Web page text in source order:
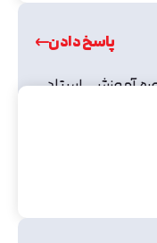
پاسخ دادن
اگه ۳ الی ۵نفر دوره آموزشی استاد